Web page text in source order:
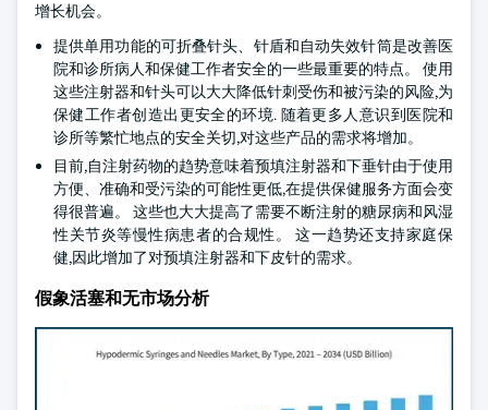
增长机会。
提供单用功能的可折叠针头、针盾和自动失效针筒是改善医
院和诊所病人和保健工作者安全的一些最重要的特点。 使用
这些注射器和针头可以大大降低针刺受伤和被污染的风险,为
保健工作者创造出更安全的环境. 随着更多人意识到医院和
诊所等繁忙地点的安全关切,对这些产品的需求将增加。
目前,自注射药物的趋势意味着预填注射器和下垂针由于使用
方便、准确和受污染的可能性更低,在提供保健服务方面会变
得很普遍。 这些也大大提高了需要不断注射的糖尿病和风湿
性关节炎等慢性病患者的合规性。 这一趋势还支持家庭保
健,因此增加了对预填注射器和下皮针的需求。
假象活塞和无市场分析